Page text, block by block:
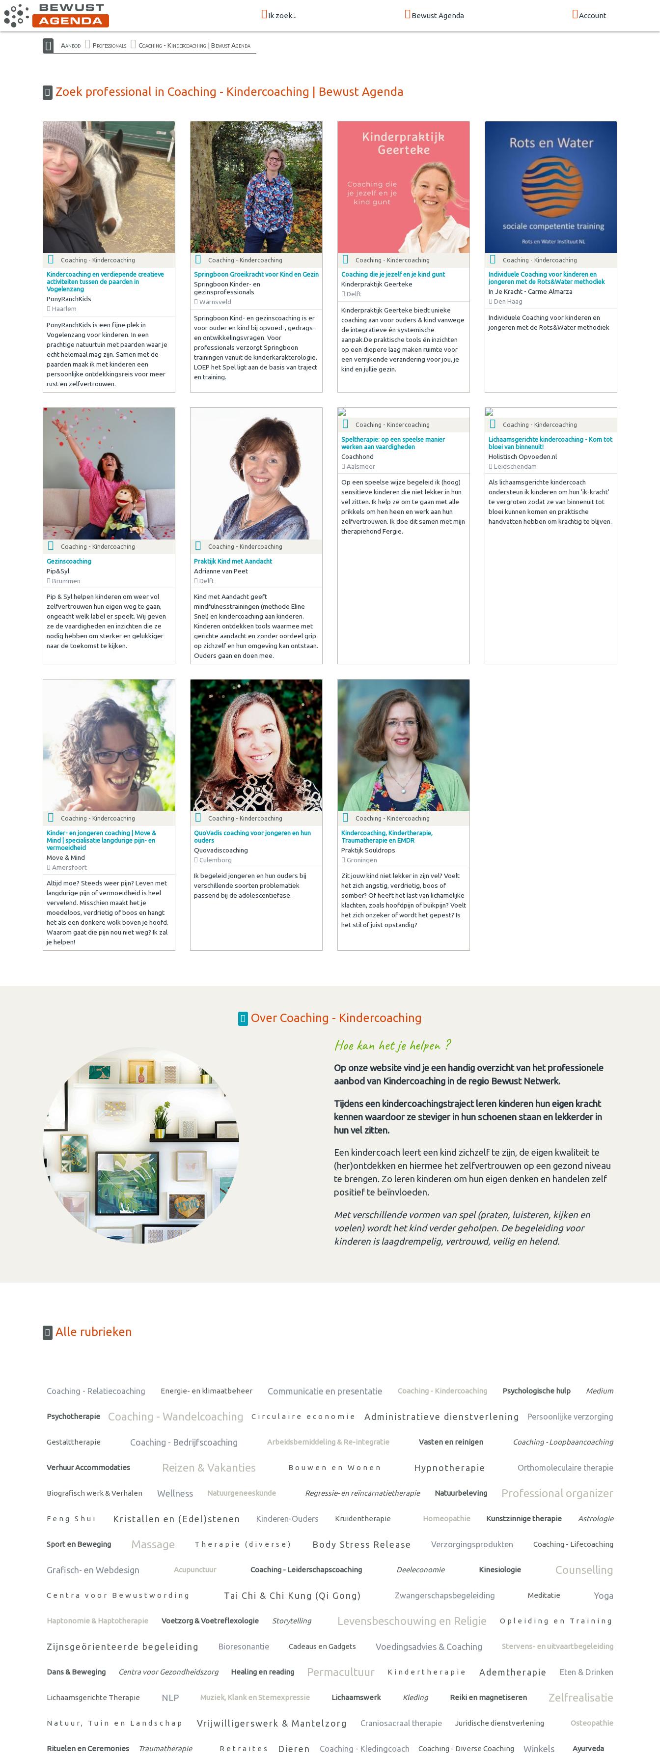
Ik zoek... Bewust Agenda Account
Aanbod Professionals Coaching - Kindercoaching | Bewust Agenda
Zoek professional in Coaching - Kindercoaching | Bewust Agenda
Coaching - Kindercoaching
Kindercoaching en verdiepende creatieve
activiteiten tussen de paarden in
Vogelenzang
PonyRanchKids
Haarlem
PonyRanchKids is een fijne plek in
Vogelenzang voor kinderen. In een
prachtige natuurtuin met paarden waar je
echt helemaal mag zijn. Samen met de
paarden maak ik met kinderen een
persoonlijke ontdekkingsreis voor meer
rust en zelfvertrouwen.
Coaching - Kindercoaching
Springboon Groeikracht voor Kind en Gezin
Springboon Kinder- en
gezinsprofessionals
Warnsveld
Springboon Kind- en gezinscoaching is er
voor ouder en kind bij opvoed-, gedrags-
en ontwikkelingsvragen. Voor
professionals verzorgt Springboon
trainingen vanuit de kinderkarakterologie.
LOEP het Spel ligt aan de basis van traject
en training.
Coaching - Kindercoaching
Coaching die je jezelf en je kind gunt
Kinderpraktijk Geerteke
Delft
Kinderpraktijk Geerteke biedt unieke
coaching aan voor ouders & kind vanwege
de integratieve én systemische
aanpak.De praktische tools én inzichten
op een diepere laag maken ruimte voor
een verrijkende verandering voor jou, je
kind en jullie gezin.
Coaching - Kindercoaching
Individuele Coaching voor kinderen en
jongeren met de Rots&Water methodiek
In Je Kracht - Carme Almarza
Den Haag
Individuele Coaching voor kinderen en
jongeren met de Rots&Water methodiek
Coaching - Kindercoaching
Gezinscoaching
Pip&Syl
Brummen
Pip & Syl helpen kinderen om weer vol
zelfvertrouwen hun eigen weg te gaan,
ongeacht welk label er speelt. Wij geven
ze de vaardigheden en inzichten die ze
nodig hebben om sterker en gelukkiger
naar de toekomst te kijken.
Coaching - Kindercoaching
Praktijk Kind met Aandacht
Adrianne van Peet
Delft
Kind met Aandacht geeft
mindfulnesstrainingen (methode Eline
Snel) en kindercoaching aan kinderen.
Kinderen ontdekken tools waarmee met
gerichte aandacht en zonder oordeel grip
op zichzelf en hun omgeving kan ontstaan.
Ouders gaan en doen mee.
Coaching - Kindercoaching
Speltherapie: op een speelse manier
werken aan vaardigheden
Coachhond
Aalsmeer
Op een speelse wijze begeleid ik (hoog)
sensitieve kinderen die niet lekker in hun
vel zitten. Ik help ze om te gaan met alle
prikkels om hen heen en werk aan hun
zelfvertrouwen. Ik doe dit samen met mijn
therapiehond Fergie.
Coaching - Kindercoaching
Lichaamsgerichte kindercoaching - Kom tot
bloei van binnenuit!
Holistisch Opvoeden.nl
Leidschendam
Als lichaamsgerichte kindercoach
ondersteun ik kinderen om hun 'ik-kracht'
te vergroten zodat ze van binnenuit tot
bloei kunnen komen en praktische
handvatten hebben om krachtig te blijven.
Coaching - Kindercoaching
Kinder- en jongeren coaching | Move &
Mind | specialisatie langdurige pijn- en
vermoeidheid
Move & Mind
Amersfoort
Altijd moe? Steeds weer pijn? Leven met
langdurige pijn of vermoeidheid is heel
vervelend. Misschien maakt het je
moedeloos, verdrietig of boos en hangt
het als een donkere wolk boven je hoofd.
Waarom gaat die pijn nou niet weg? Ik zal
je helpen!
Coaching - Kindercoaching
QuoVadis coaching voor jongeren en hun
ouders
Quovadiscoaching
Culemborg
Ik begeleid jongeren en hun ouders bij
verschillende soorten problematiek
passend bij de adolescentiefase.
Coaching - Kindercoaching
Kindercoaching, Kindertherapie,
Traumatherapie en EMDR
Praktijk Souldrops
Groningen
Zit jouw kind niet lekker in zijn vel? Voelt
het zich angstig, verdrietig, boos of
somber? Of heeft het last van lichamelijke
klachten, zoals hoofdpijn of buikpijn? Voelt
het zich onzeker of wordt het gepest? Is
het stil of juist opstandig?
Over Coaching - Kindercoaching
Hoe kan het je helpen ?
Op onze website vind je een handig overzicht van het professionele
aanbod van Kindercoaching in de regio Bewust Netwerk.
Tijdens een kindercoachingstraject leren kinderen hun eigen kracht
kennen waardoor ze steviger in hun schoenen staan en lekkerder in
hun vel zitten.
Een kindercoach leert een kind zichzelf te zijn, de eigen kwaliteit te
(her)ontdekken en hiermee het zelfvertrouwen op een gezond niveau
te brengen. Zo leren kinderen om hun eigen denken en handelen zelf
positief te beïnvloeden.
Met verschillende vormen van spel (praten, luisteren, kijken en
voelen) wordt het kind verder geholpen. De begeleiding voor
kinderen is laagdrempelig, vertrouwd, veilig en helend.
Alle rubrieken
Coaching - Relatiecoaching Energie- en klimaatbeheer Communicatie en presentatie Coaching - Kindercoaching Psychologische hulp Medium
Psychotherapie Coaching - Wandelcoaching Circulaire economie Administratieve dienstverlening Persoonlijke verzorging
Gestalttherapie Coaching - Bedrijfscoaching Arbeidsbemiddeling & Re-integratie Vasten en reinigen Coaching - Loopbaancoaching
Verhuur Accommodaties Reizen & Vakanties Bouwen en Wonen Hypnotherapie Orthomoleculaire therapie
Biografisch werk & Verhalen Wellness Natuurgeneeskunde Regressie- en reïncarnatietherapie Natuurbeleving Professional organizer
Feng Shui Kristallen en (Edel)stenen Kinderen-Ouders Kruidentherapie Homeopathie Kunstzinnige therapie Astrologie
Sport en Beweging Massage Therapie (diverse) Body Stress Release Verzorgingsprodukten Coaching - Lifecoaching
Grafisch- en Webdesign Acupunctuur Coaching - Leiderschapscoaching Deeleconomie Kinesiologie Counselling
Centra voor Bewustwording Tai Chi & Chi Kung (Qi Gong) Zwangerschapsbegeleiding Meditatie Yoga
Haptonomie & Haptotherapie Voetzorg & Voetreflexologie Storytelling Levensbeschouwing en Religie Opleiding en Training
Zijnsgeörienteerde begeleiding Bioresonantie Cadeaus en Gadgets Voedingsadvies & Coaching Stervens- en uitvaartbegeleiding
Dans & Beweging Centra voor Gezondheidszorg Healing en reading Permacultuur Kindertherapie Ademtherapie Eten & Drinken
Lichaamsgerichte Therapie NLP Muziek, Klank en Stemexpressie Lichaamswerk Kleding Reiki en magnetiseren Zelfrealisatie
Natuur, Tuin en Landschap Vrijwilligerswerk & Mantelzorg Craniosacraal therapie Juridische dienstverlening Osteopathie
Rituelen en Ceremonies Traumatherapie Retraites Dieren Coaching - Kledingcoach Coaching - Diverse Coaching Winkels Ayurveda